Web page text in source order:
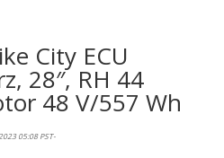
City ECU
28″, RH 44
48 V/557 Wh
05:08 PST-